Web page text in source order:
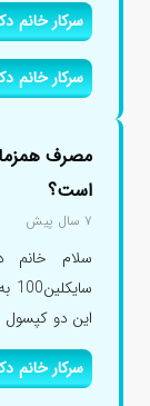
سرکار خانم
سرکار خانم
مصرف
است؟
۷ سال پیش
سلام خانم
این دو
سرکار خانم